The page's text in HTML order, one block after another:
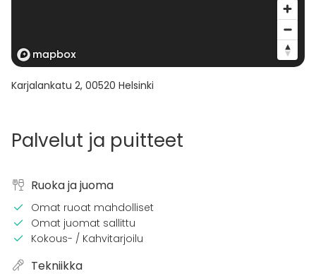
Karjalankatu 2, 00520 Helsinki
Palvelut ja puitteet
Ruoka ja juoma
Omat ruoat mahdolliset
Omat juomat sallittu
Kokous- / Kahvitarjoilu
Tekniikka